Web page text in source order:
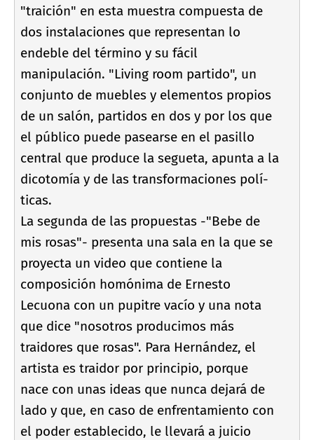
"traición" en esta muestra compuesta de
dos instalaciones que representan lo
endeble del término y su fácil
manipulación. "Living room partido", un
conjunto de muebles y elementos propios
de un salón, partidos en dos y por los que
el público puede pasearse en el pasillo
central que produce la segueta, apunta a la
dicotomí­a y de las transformaciones polí­
ticas.
La segunda de las propuestas -"Bebe de
mis rosas"- presenta una sala en la que se
proyecta un video que contiene la
composición homónima de Ernesto
Lecuona con un pupitre vací­o y una nota
que dice "nosotros producimos más
traidores que rosas". Para Hernández, el
artista es traidor por principio, porque
nace con unas ideas que nunca dejará de
lado y que, en caso de enfrentamiento con
el poder establecido, le llevará a juicio